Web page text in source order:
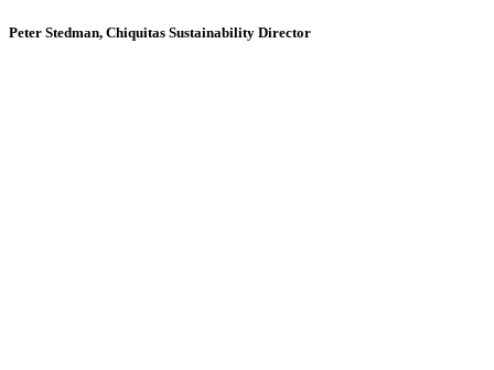
Peter Stedman, Chiquitas Sustainability Director